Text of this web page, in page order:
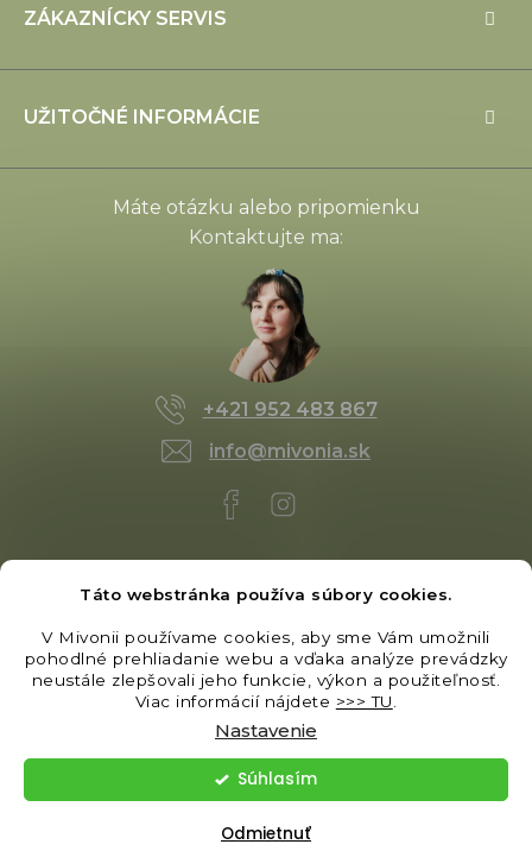
Táto webstránka používa súbory cookies.
V Mivonii používame cookies, aby sme Vám umožnili
pohodlné prehliadanie webu a vďaka analýze prevádzky
neustále zlepšovali jeho funkcie, výkon a použiteľnosť.
Viac informácií nájdete >>> TU
Nastavenie
Odmietnuť
Súhlasím
ZÁKAZNÍCKY SERVIS
Obchodné podmienky
UŽITOČNÉ INFORMÁCIE
Máte otázku alebo pripomienku
Kontaktujte ma:
+421 952 483 867
info@mivonia.sk
Vytvoril Shoptet | Upravil Balkys
Mivonia.sk. Všetky práva vyhradené.